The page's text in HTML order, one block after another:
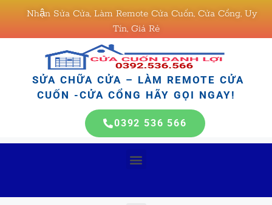
Nhận Sửa Cửa, Làm Remote Cửa Cuốn, Cửa Cổng, Uy
Tín, Giá Rẻ
SỬA CHỮA CỬA – LÀM REMOTE CỬA
CUỐN -CỬA CỔNG HÃY GỌI NGAY!
0392 536 566